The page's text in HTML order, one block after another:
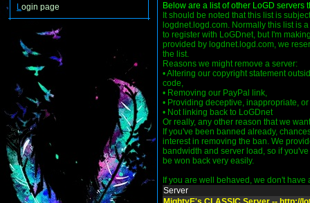
Login page
Below are a list of other LoGD servers
It should be noted that this list is
logdnet.logd.com. Normally this list is
to register with LoGDnet, but I'm
provided by logdnet.logd.com, we
the list.
Reasons we might remove a server:
• Altering our copyright statement
code,
• Removing our PayPal link,
• Providing deceptive, inappropriate,
• Not linking back to LoGDnet
Or really, any other reason that we
If you've been banned already,
interest in removing the ban. We
bandwidth and server load, so if
be won back very easily.
If you are well behaved, we don't
Server